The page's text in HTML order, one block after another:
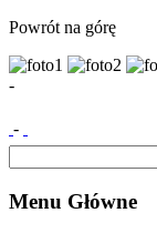
Powrót na górę
-
-
Menu Główne